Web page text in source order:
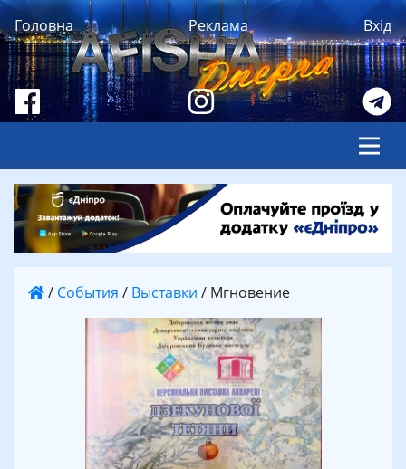
Головна Реклама Вхід
/ События / Выставки / Мгновение